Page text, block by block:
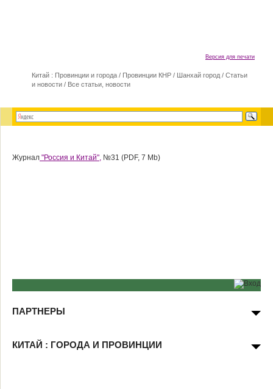
Версия для печати
Китай : Провинции и города / Провинции КНР / Шанхай город / Статьи
и новости / Все статьи, новости
Журнал "Россия и Китай", №31 (PDF, 7 Mb)
ПАРТНЕРЫ
КИТАЙ : ГОРОДА И ПРОВИНЦИИ